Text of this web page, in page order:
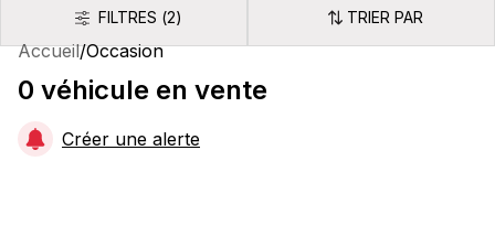
FiltresFILTRES (2) Trier par
TRIER PAR
Accueil/Occasion
0 véhicule en vente
Créer une alerte